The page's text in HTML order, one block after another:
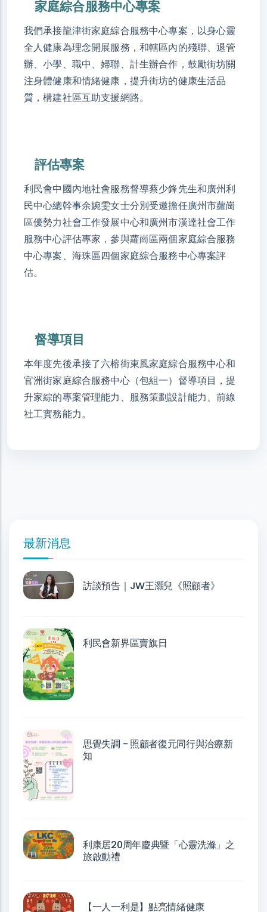
家庭綜合服務中心專案
我們承接龍津街家庭綜合服務中心專案，以身心靈
全人健康為理念開展服務，和轄區內的殘聯、退管
辦、小學、職中、婦聯、計生辦合作，鼓勵街坊關
注身體健康和情緒健康，提升街坊的健康生活品
質，構建社區互助支援網路。
評估專案
利民會中國內地社會服務督導蔡少鋒先生和廣州利
民中心總幹事余婉雯女士分別受邀擔任廣州市蘿崗
區優勢力社會工作發展中心和廣州市漢達社會工作
服務中心評估專家，參與蘿崗區兩個家庭綜合服務
中心專案、海珠區四個家庭綜合服務中心專案評
估。
督導項目
本年度先後承接了六榕街東風家庭綜合服務中心和
官洲街家庭綜合服務中心（包組一）督導項目，提
升家綜的專案管理能力、服務策劃設計能力、前線
社工實務能力。
最新消息
訪談預告｜JW王灝兒《照顧者》
利民會新界區賣旗日
思覺失調 - 照顧者復元同行與治療新
知
利康居20周年慶典暨「心靈洗滌」之
旅啟動禮
【一人一利是】點亮情緒健康